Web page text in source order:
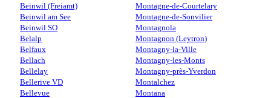
Beinwil (Freiamt)
Beinwil am See
Beinwil SO
Belalp
Belfaux
Bellach
Bellelay
Bellerive VD
Bellevue
Montagne-de-Courtelary
Montagne-de-Sonvilier
Montagnola
Montagnon (Leytron)
Montagny-la-Ville
Montagny-les-Monts
Montagny-près-Yverdon
Montalchez
Montana